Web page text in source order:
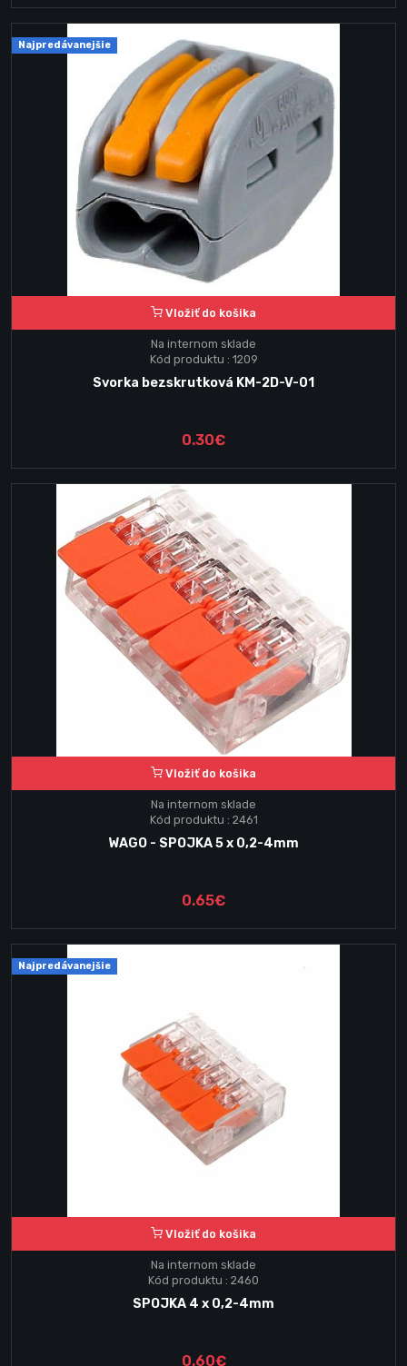
Najpredávanejšie
Vložiť do košika
Na internom sklade
Kód produktu : 1209
Svorka bezskrutková KM-2D-V-01
0.30€
Vložiť do košika
Na internom sklade
Kód produktu : 2461
WAGO - SPOJKA 5 x 0,2-4mm
0.65€
Najpredávanejšie
Vložiť do košika
Na internom sklade
Kód produktu : 2460
SPOJKA 4 x 0,2-4mm
0.60€